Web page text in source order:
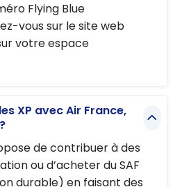
Flying Blue
vous sur le site web
votre espace
XP avec Air France,
de contribuer à des
ou d’acheter du SAF
durable) en faisant des